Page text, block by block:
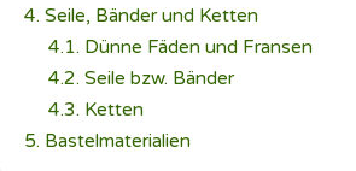
Seile, Bänder und Ketten
Dünne Fäden und Fransen
Seile bzw. Bänder
Ketten
Bastelmaterialien